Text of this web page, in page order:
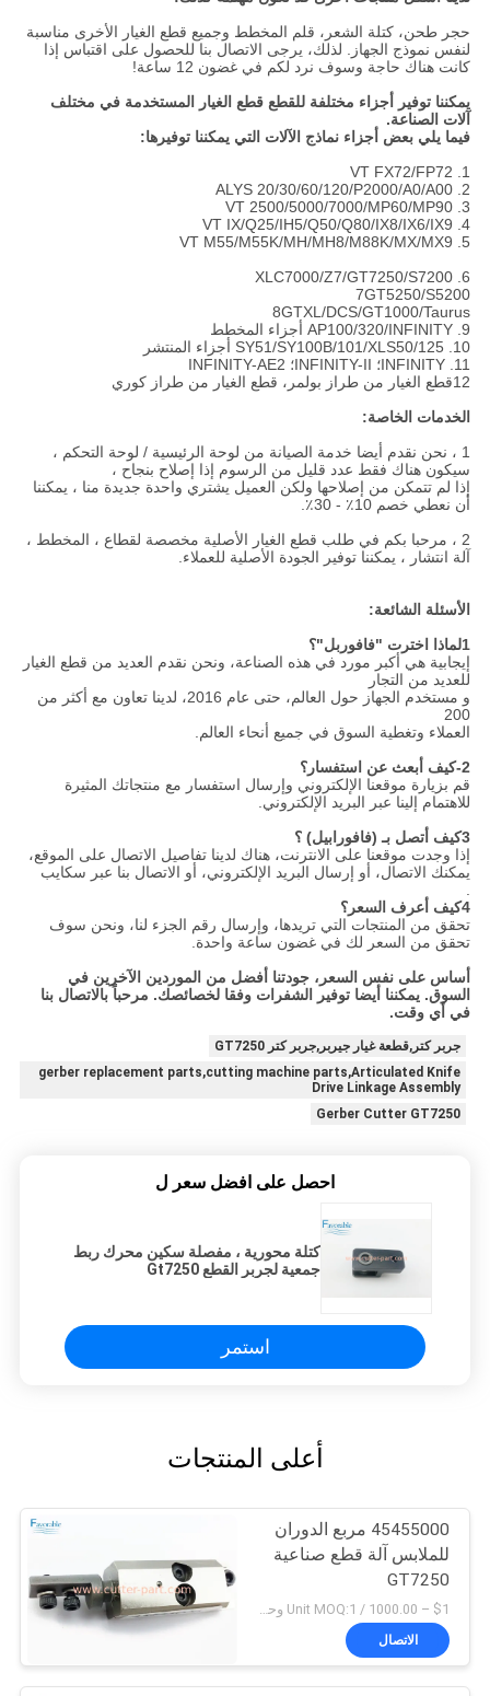
حجر طحن، كتلة الشعر، قلم المخطط وجميع قطع الغيار الأخرى مناسبة
لنفس نموذج الجهاز. لذلك، يرجى الاتصال بنا للحصول على اقتباس إذا
كانت هناك حاجة وسوف نرد لكم في غضون 12 ساعة!
يمكننا توفير أجزاء مختلفة للقطع قطع الغيار المستخدمة في مختلف
آلات الصناعة.
فيما يلي بعض أجزاء نماذج الآلات التي يمكننا توفيرها:
1. VT FX72/FP72
2. ALYS 20/30/60/120/P2000/A0/A00
3. VT 2500/5000/7000/MP60/MP90
4. VT IX/Q25/IH5/Q50/Q80/IX8/IX6/IX9
5. VT M55/M55K/MH/MH8/M88K/MX/MX9
6. XLC7000/Z7/GT7250/S7200
7GT5250/S5200
8GTXL/DCS/GT1000/Taurus
9. AP100/320/INFINITY أجزاء المخطط
10. SY51/SY100B/101/XLS50/125 أجزاء المنتشر
11. INFINITY؛ INFINITY-II؛ INFINITY-AE2
12قطع الغيار من طراز بولمر، قطع الغيار من طراز كوري
الخدمات الخاصة:
1 ، نحن نقدم أيضا خدمة الصيانة من لوحة الرئيسية / لوحة التحكم ،
سيكون هناك فقط عدد قليل من الرسوم إذا إصلاح بنجاح ،
إذا لم تتمكن من إصلاحها ولكن العميل يشتري واحدة جديدة منا ، يمكننا
أن نعطي خصم 10٪ - 30٪.
2 ، مرحبا بكم في طلب قطع الغيار الأصلية مخصصة لقطاع ، المخطط ،
آلة انتشار ، يمكننا توفير الجودة الأصلية للعملاء.
الأسئلة الشائعة:
1لماذا اخترت "فافوربل"؟
إيجابية هي أكبر مورد في هذه الصناعة، ونحن نقدم العديد من قطع الغيار
للعديد من التجار
و مستخدم الجهاز حول العالم، حتى عام 2016، لدينا تعاون مع أكثر من
200
العملاء وتغطية السوق في جميع أنحاء العالم.
2-كيف أبعث عن استفسار؟
قم بزيارة موقعنا الإلكتروني وإرسال استفسار مع منتجاتك المثيرة
للاهتمام إلينا عبر البريد الإلكتروني.
3كيف أتصل بـ (فافورابيل) ؟
إذا وجدت موقعنا على الانترنت، هناك لدينا تفاصيل الاتصال على الموقع،
يمكنك الاتصال، أو إرسال البريد الإلكتروني، أو الاتصال بنا عبر سكايب
4كيف أعرف السعر؟
تحقق من المنتجات التي تريدها، وإرسال رقم الجزء لنا، ونحن سوف
تحقق من السعر لك في غضون ساعة واحدة.
أساس على نفس السعر، جودتنا أفضل من الموردين الآخرين في
السوق. يمكننا أيضا توفير الشفرات وفقا لخصائصك. مرحباً بالاتصال بنا
في أي وقت.
جربر كتر,قطعة غيار جيربر,جربر كتر GT7250
gerber replacement parts,cutting machine parts,Articulated Knife
Drive Linkage Assembly
Gerber Cutter GT7250
احصل على افضل سعر ل
كتلة محورية ، مفصلة سكين محرك ربط
جمعية لجربر القطع Gt7250
استمر
أعلى المنتجات
45455000 مربع الدوران
للملابس آلة قطع صناعية
GT7250
$1 – 1000.00 / Unit MOQ:1 وحدة/وحدات negociate
الاتصال